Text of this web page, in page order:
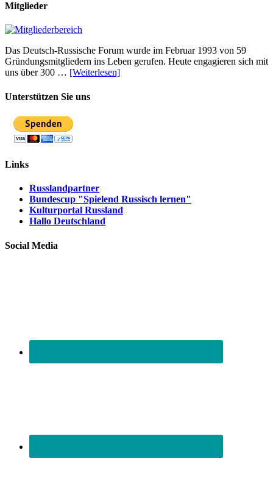
Mitglieder
Das Deutsch-Russische Forum wurde im Februar 1993 von 59
Gründungsmitgliedern ins Leben gerufen. Heute engagieren sich mit
uns über 300 … [Weiterlesen]
Unterstützen Sie uns
Links
Russlandpartner
Bundescup "Spielend Russisch lernen"
Kulturportal Russland
Hallo Deutschland
Social Media